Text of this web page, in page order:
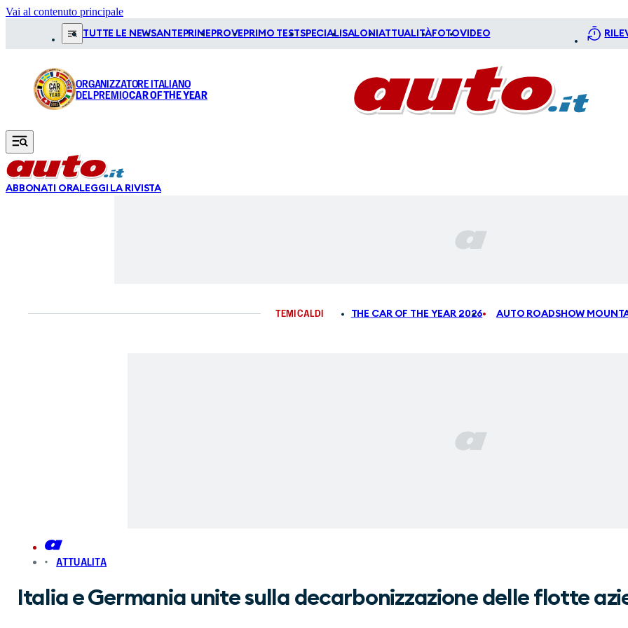
Vai al contenuto principale
TUTTE LE NEWSANTEPRIME PROVE PRIMO TESTSPECIALI SALONI ATTUALITÀFOTOVIDEO
ORGANIZZATORE ITALIANO
DEL PREMIOCAR OF THE YEAR
ABBONATI ORALEGGI LA RIVISTA
TEMI CALDI THE CAR OF THE YEAR 2026 AUTO ROADSHOW
ATTUALITA
Italia e Germania unite sulla decarbonizzazione delle flotte